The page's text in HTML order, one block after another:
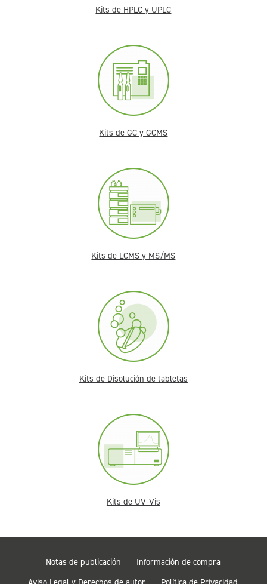
Kits de HPLC y UPLC
Kits de GC y GCMS
Kits de LCMS y MS/MS
Kits de Disolución de tabletas
Kits de UV-Vis
Notas de publicación
Información de compra